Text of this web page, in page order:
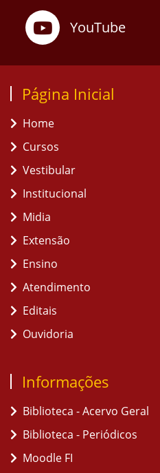
YouTube
Página Inicial
Home
Cursos
Vestibular
Institucional
Midia
Extensão
Ensino
Atendimento
Editais
Ouvidoria
Informações
Biblioteca - Acervo Geral
Biblioteca - Periódicos
Moodle FI